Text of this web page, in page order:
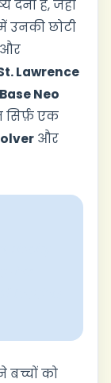
देना है, जहाँ
उनकी छोटी
और
Lawrence
Neo
सिर्फ़ एक
और
बच्चों को